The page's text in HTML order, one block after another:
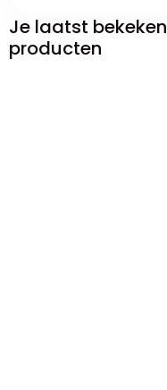
Je laatst bekeken
producten